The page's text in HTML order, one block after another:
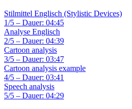
Stilmittel Englisch (Stylistic Devices)
1/5 – Dauer: 04:45
Analyse Englisch
2/5 – Dauer: 04:39
Cartoon analysis
3/5 – Dauer: 03:47
Cartoon analysis example
4/5 – Dauer: 03:41
Speech analysis
5/5 – Dauer: 04:29